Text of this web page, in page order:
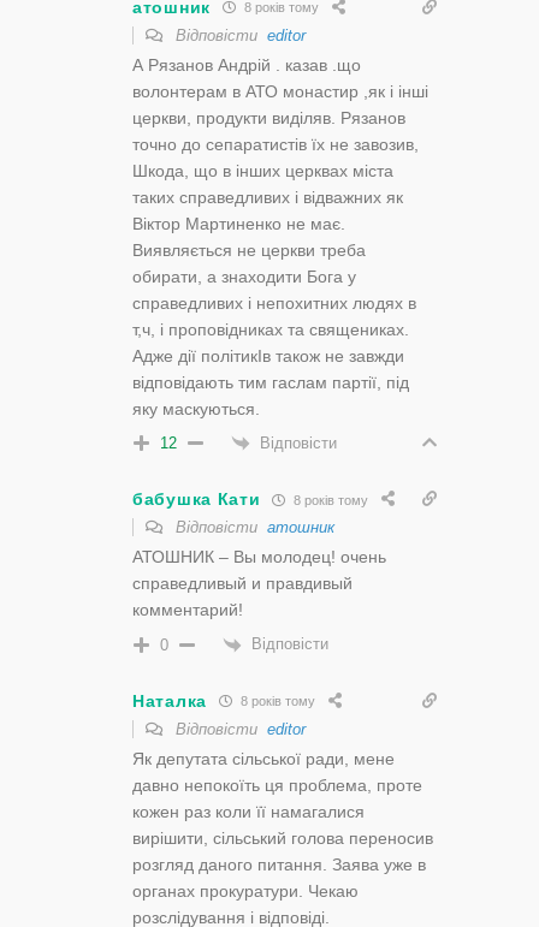
атошник 8 років тому
Відповісти editor
А Рязанов Андрій . казав .що
волонтерам в АТО монастир ,як і інші
церкви, продукти виділяв. Рязанов
точно до сепаратистів їх не завозив,
Шкода, що в інших церквах міста
таких справедливих і відважних як
Віктор Мартиненко не має.
Виявляється не церкви треба
обирати, а знаходити Бога у
справедливих і непохитних людях в
т,ч, і проповідниках та священиках.
Адже дії політикІв також не завжди
відповідають тим гаслам партії, під
яку маскуються.
12 Відповісти
бабушка Кати 8 років тому
Відповісти атошник
АТОШНИК – Вы молодец! очень
справедливый и правдивый
комментарий!
0 Відповісти
Наталка 8 років тому
Відповісти editor
Як депутата сільської ради, мене
давно непокоїть ця проблема, проте
кожен раз коли її намагалися
вирішити, сільський голова переносив
розгляд даного питання. Заява уже в
органах прокуратури. Чекаю
розслідування і відповіді.